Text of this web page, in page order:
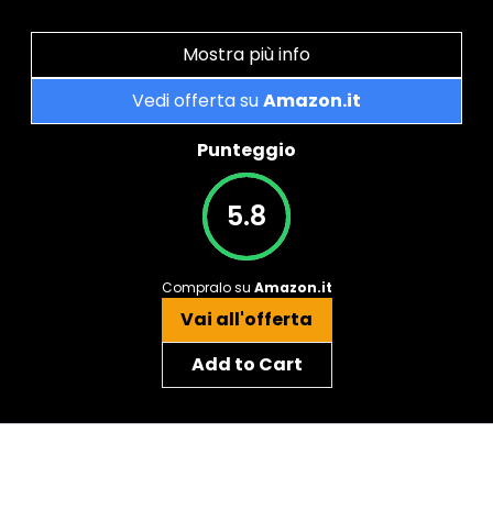
Mostra più info
Vedi offerta suAmazon.it
Punteggio
5.8
Compralo su Amazon.it
Vai all'offerta
Add to Cart